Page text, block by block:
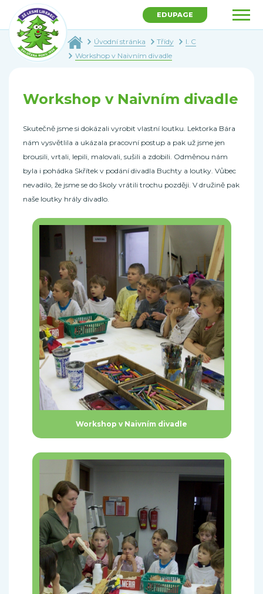
EDUPAGE
Úvodní stránka Třídy
I. C
Workshop v Naivním divadle
Workshop v Naivním divadle
Skutečně jsme si dokázali vyrobit vlastní loutku. Lektorka Bára
nám vysvětlila a ukázala pracovní postup a pak už jsme jen
brousili, vrtali, lepili, malovali, sušili a zdobili. Odměnou nám
byla i pohádka Skřítek v podání divadla Buchty a loutky. Vůbec
nevadilo, že jsme se do školy vrátili trochu později. V družině pak
naše loutky hrály divadlo.
Workshop v Naivním divadle